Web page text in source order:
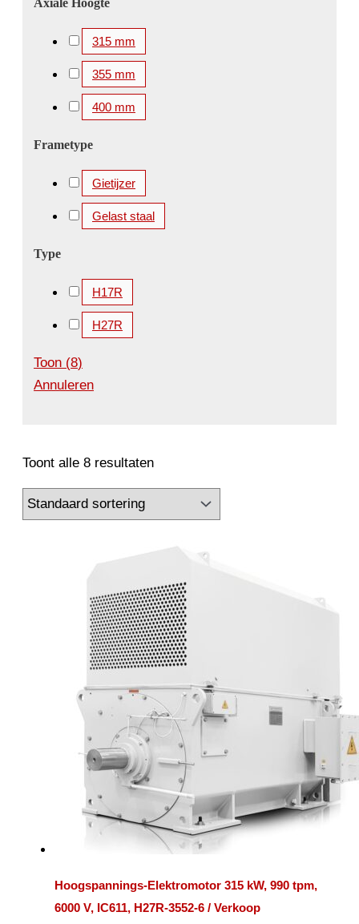
Axiale Hoogte
315 mm
355 mm
400 mm
Frametype
Gietijzer
Gelast staal
Type
H17R
H27R
Toon (8)
Annuleren
Toont alle 8 resultaten
Hoogspannings-Elektromotor 315 kW, 990 tpm,
6000 V, IC611, H27R-3552-6 / Verkoop